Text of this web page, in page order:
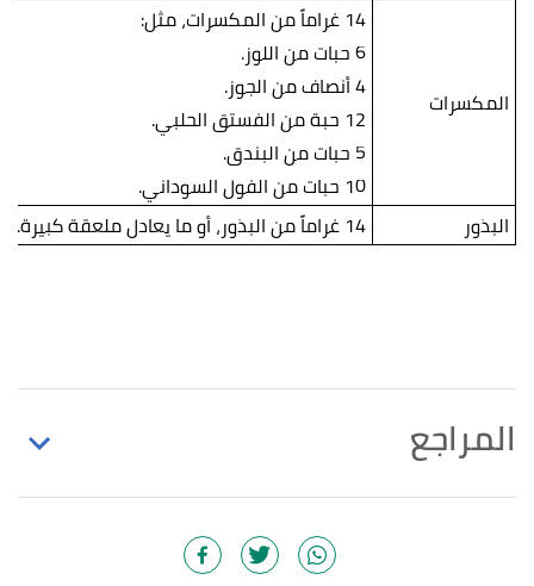
المكسرات
14 غراماً من المكسرات، مثل:
6 حبات من اللوز.
4 أنصاف من الجوز.
12 حبة من الفستق الحلبي.
5 حبات من البندق.
10 حبات من الفول السوداني.
البذور
14 غراماً من البذور، أو ما يعادل ملعقة كبيرة.
المراجع
webmd, Retrieved 4/1/2021. Edited.